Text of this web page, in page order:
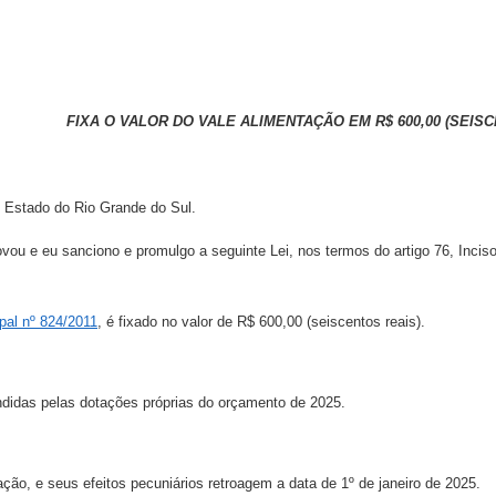
FIXA O VALOR DO VALE ALIMENTAÇÃO EM R$ 600,00
do Rio Grande do Sul.
e eu sanciono e promulgo a seguinte Lei, nos termos do artigo 76,
nº 824/2011 , é fixado no valor de R$ 600,00 (seiscentos reais).
pelas dotações próprias do orçamento de 2025.
e seus efeitos pecuniários retroagem a data de 1º de janeiro de 2025.